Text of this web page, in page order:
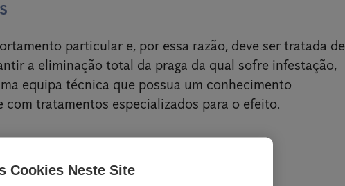
particular e, por essa razão, deve ser tratada de
a eliminação total da praga da qual sofre infestação,
equipa técnica que possua um conhecimento
com tratamentos especializados para o efeito.
Cookies Neste Site